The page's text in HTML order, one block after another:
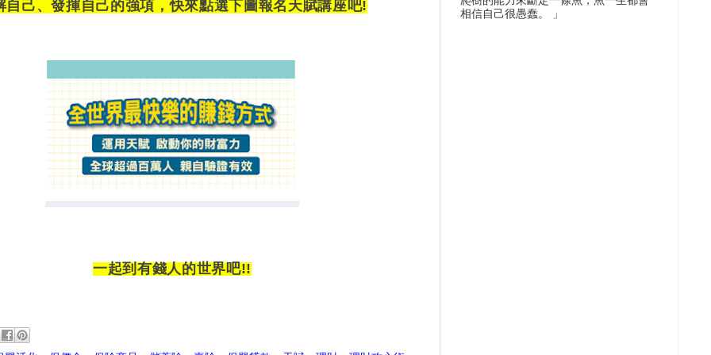
自己、發揮自己的強項，快來點選下圖報名天賦講座吧!
一起到有錢人的世界吧!!
相信自己很愚蠢。 」